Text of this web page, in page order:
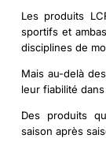
Les produits
sportifs et
disciplines de
Mais au-delà
leur fiabilité
Des produits
saison après